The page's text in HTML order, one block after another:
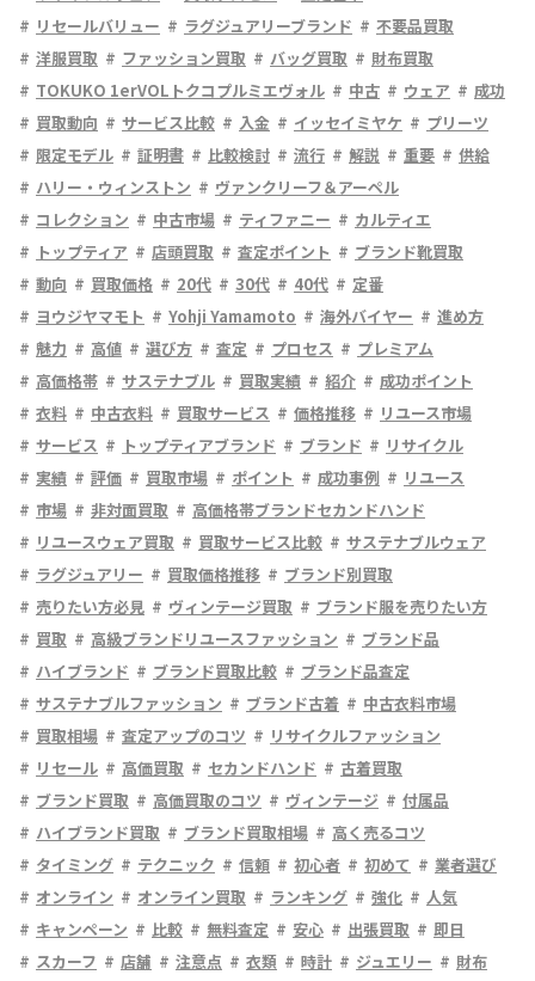
リセールバリュー
ラグジュアリーブランド
不要品買取
洋服買取
ファッション買取 バッグ買取
財布買取
TOKUKO 1erVOLトクコプルミエヴォル
中古 ウェア
成功
買取動向
サービス比較 入金 イッセイミヤケ
プリーツ
限定モデル
証明書 比較検討 流行 解説 重要
供給
ハリー・ウィンストン
ヴァンクリーフ＆アーペル
コレクション
中古市場 ティファニー
カルティエ
トップティア
店頭買取 査定ポイント
ブランド靴買取
動向
買取価格 20代 30代 40代
定番
ヨウジヤマモト
Yohji Yamamoto 海外バイヤー
進め方
魅力
高値 選び方 査定 プロセス
プレミアム
高価格帯
サステナブル 買取実績 紹介
成功ポイント
衣料
中古衣料 買取サービス 価格推移
リユース市場
サービス
トップティアブランド ブランド
リサイクル
実績
評価 買取市場 ポイント 成功事例
リユース
市場
非対面買取
高価格帯ブランドセカンドハンド
リユースウェア買取
買取サービス比較
サステナブルウェア
ラグジュアリー
買取価格推移
ブランド別買取
売りたい方必見
ヴィンテージ買取
ブランド服を売りたい方
買取
高級ブランドリユースファッション
ブランド品
ハイブランド
ブランド買取比較
ブランド品査定
サステナブルファッション
ブランド古着
中古衣料市場
買取相場
査定アップのコツ
リサイクルファッション
リセール
高価買取 セカンドハンド
古着買取
ブランド買取
高価買取のコツ ヴィンテージ
付属品
ハイブランド買取
ブランド買取相場
高く売るコツ
タイミング
テクニック 信頼 初心者 初めて
業者選び
オンライン
オンライン買取 ランキング 強化
人気
キャンペーン
比較 無料査定 安心 出張買取
即日
スカーフ
店舗 注意点 衣類 時計 ジュエリー
財布